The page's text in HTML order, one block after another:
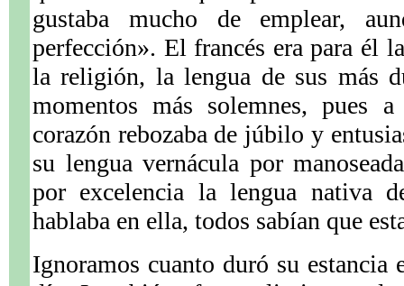
gustaba mucho de emplear,
perfección». El francés era para él
la religión, la lengua de sus más
momentos más solemnes, pues
corazón rebozaba de júbilo y
su lengua vernácula por
por excelencia la lengua nativa
hablaba en ella, todos sabían que
Ignoramos cuanto duró su estancia